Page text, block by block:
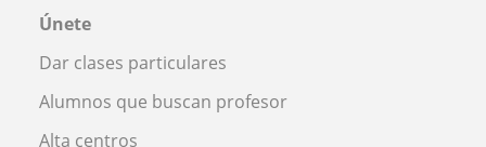
Únete
Dar clases particulares
Alumnos que buscan profesor
Alta centros